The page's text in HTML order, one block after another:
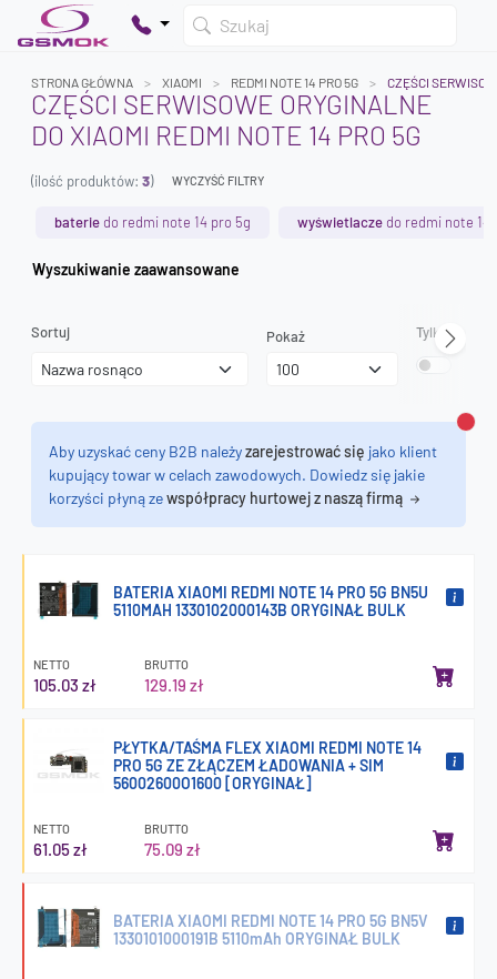
Szukaj
Dodaj produkty, aby kontynuować.
STRONA GŁÓWNA XIAOMI REDMI NOTE 14 PRO 5G CZĘŚCI
CZĘŚCI SERWISOWE ORYGINALNE
DO XIAOMI REDMI NOTE 14 PRO 5G
(ilość produktów: 3) WYCZYŚĆ FILTRY
baterie do redmi note 14 pro 5g wyświetlacze do redmi note 14
Wyszukiwanie zaawansowane
Sortuj Pokaż Tylko
Aby uzyskać ceny B2B należyzarejestrować się jako klient
kupujący towar w celach zawodowych. Dowiedz się jakie
korzyści płyną zewspółpracy hurtowej z naszą firmą
BATERIA XIAOMI REDMI NOTE 14 PRO 5G BN5U
5110MAH 1330102000143B ORYGINAŁ BULK
NETTO
105.03 zł
BRUTTO
129.19 zł
PŁYTKA/TAŚMA FLEX XIAOMI REDMI NOTE 14
PRO 5G ZE ZŁĄCZEM ŁADOWANIA + SIM
56002600O1600 [ORYGINAŁ]
NETTO
61.05 zł
BRUTTO
75.09 zł
BATERIA XIAOMI REDMI NOTE 14 PRO 5G BN5V
1330101000191B 5110mAh ORYGINAŁ BULK